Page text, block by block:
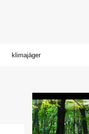
klimajäger